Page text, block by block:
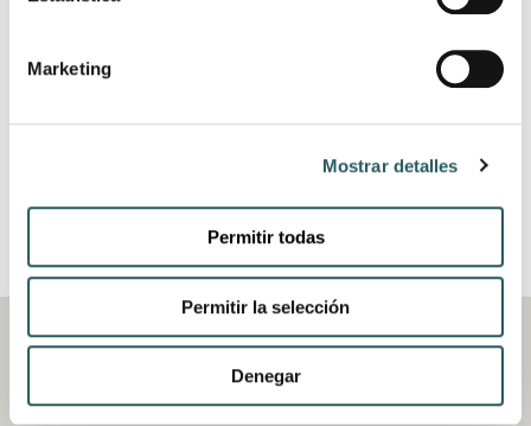
Marketing
Mostrar detalles
Permitir todas
Permitir la selección
Denegar
MÁS HABITACIONES
DESCUBRE TODAS
INSPÍRATE
Le mantendremos informado sobre nuestras